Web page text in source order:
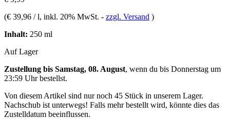
(€ 39,96 / l, inkl. 20% MwSt. - zzgl. Versand )
Inhalt: 250 ml
Auf Lager
Zustellung bis Samstag, 08. August, wenn du bis Donnerstag um
23:59 Uhrbestellst.
Von diesem Artikel sind nur noch 45 Stück in unserem Lager.
Nachschub ist unterwegs! Falls mehr bestellt wird, könnte dies das
Zustelldatum beeinflussen.